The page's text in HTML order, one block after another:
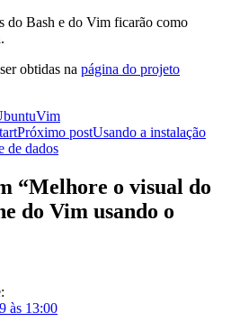
do Bash e do Vim ficarão como
obtidas na página do projeto
Vim
Próximo postUsando a instalação
de dados
“Melhore o visual do
do Vim usando o
às 13:00